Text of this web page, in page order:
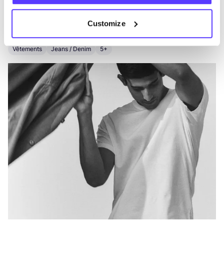
Customize
Vêtements Jeans / Denim 5+